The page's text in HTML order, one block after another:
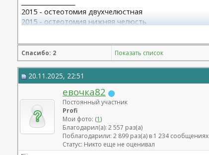
2015 - остеотомия двухчелюстная
2015 - остеотомия нижняя челюсть
2018 - замена височно-челюстных суставов (2 шт)
Спасибо: 2 Показать список
20.11.2025, 22:51
евочка82
Постоянный участник
Profi
Мои фото: (1)
Благодарил(а): 2 557 раз(а)
Поблагодарили: 2 899 раз(а) в 1 234 сообщениях
Статус: Никто еще не оценивал